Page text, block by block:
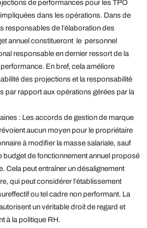
de performances pour les TPO
dans les opérations. Dans de
responsables de l’élaboration des
annuel constitueront le personnel
responsable en dernier ressort de la
En bref, cela améliore
des projections et la responsabilité
par rapport aux opérations gérées par la
: Les accords de gestion de marque
aucun moyen pour le propriétaire
à modifier la masse salariale, sauf
budget de fonctionnement annuel proposé
Cela peut entraîner un désalignement
qui peut considérer l’établissement
ou tel cadre non performant. La
un véritable droit de regard et
à la politique RH.